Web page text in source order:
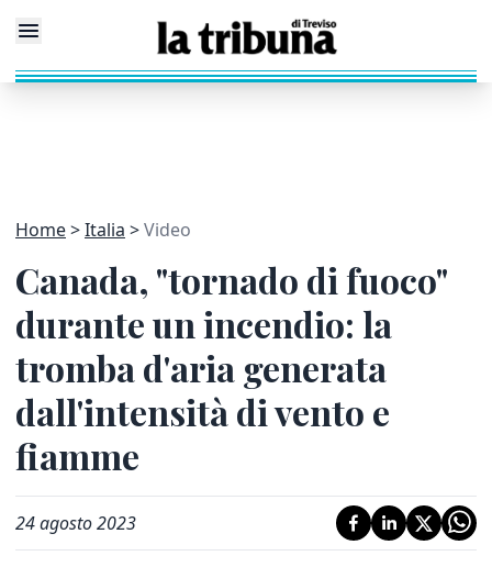
Home Italia Video
Canada, "tornado di fuoco"
durante un incendio: la
tromba d'aria generata
dall'intensità di vento e
fiamme
24 agosto 2023